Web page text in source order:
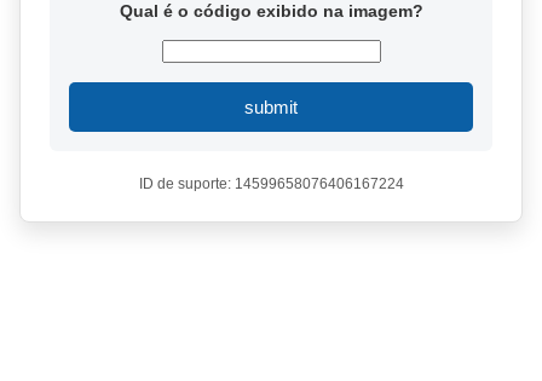
Qual é o código exibido na imagem?
submit
ID de suporte: 14599658076406167224